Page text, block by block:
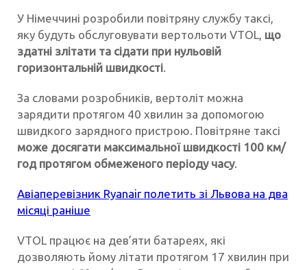
У Німеччині розробили повітряну службу таксі,
яку будуть обслуговувати вертольоти VTOL, що
здатні злітати та сідати при нульовій
горизонтальній швидкості.
За словами розробників, вертоліт можна
зарядити протягом 40 хвилин за допомогою
швидкого зарядного пристрою. Повітряне таксі
може досягати максимальної швидкості 100 км/
год протягом обмеженого періоду часу.
Авіаперевізник Ryanair полетить зі Львова на два
місяці раніше
VTOL працює на дев’яти батареях, які
дозволяють йому літати протягом 17 хвилин при